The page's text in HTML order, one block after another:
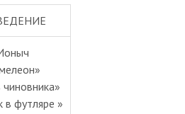
в футляре »